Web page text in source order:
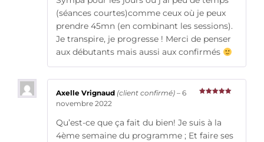
(séances courtes)comme ceux où je peux
prendre 45mn (en combinant les sessions).
Je transpire, je progresse ! Merci de penser
aux débutants mais aussi aux confirmés
Axelle Vrignaud (client confirmé) – 6
novembre 2022
Qu’est-ce que ça fait du bien! Je suis à la
4ème semaine du programme ; Et faire ses